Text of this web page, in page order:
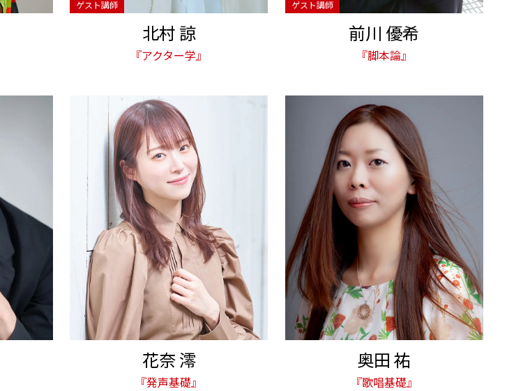
北村 諒
『アクター学』
前川 優希
『脚本論』
花奈 澪
『発声基礎』
奥田 祐
『歌唱基礎』